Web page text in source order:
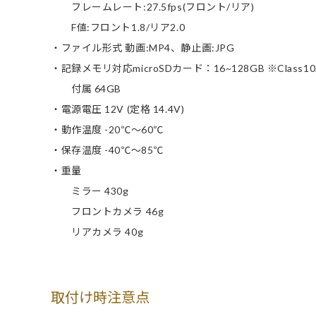
フレームレート:27.5fps(フロント/リア)
F値:フロント1.8/リア2.0
・ファイル形式 動画:MP4、静止画:JPG
・記録メモリ対応microSDカード：16~128GB
付属 64GB
・電源電圧 12V (定格 14.4V)
・動作温度 -20℃～60℃
・保存温度 -40℃～85℃
・重量
ミラー 430g
フロントカメラ 46g
リアカメラ 40g
取付け時注意点